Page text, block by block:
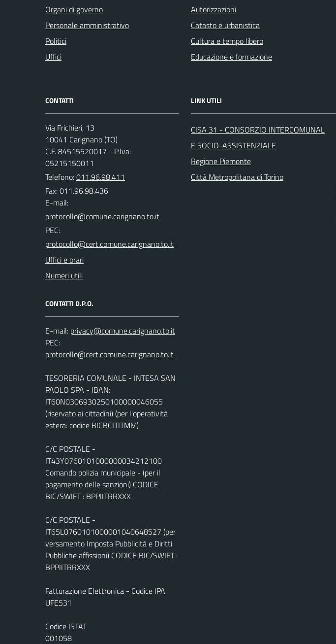
Organi di governo
Personale amministrativo
Politici
Uffici
Autorizzazioni
Catasto e urbanistica
Cultura e tempo libero
Educazione e formazione
CONTATTI
Via Frichieri, 13
10041 Carignano (TO)
C.F. 84515520017 - P.Iva:
05215150011
Telefono:011.96.98.411
Fax: 011.96.98.436
E-mail:
PEC:
Uffici e orari
Numeri utili
CONTATTI D.P.O.
E-mail:
PEC:
TESORERIA COMUNALE - INTESA SAN
PAOLO SPA - IBAN:
IT60N0306930250100000046055
(riservato ai cittadini) (per l'operatività
estera: codice BICBCITITMM)
C/C POSTALE -
IT43Y0760101000000034212100
Comando polizia municipale - (per il
pagamento delle sanzioni) CODICE
BIC/SWIFT : BPPIITRRXXX
C/C POSTALE -
IT65L0760101000001040648527 (per
versamento Imposta Pubblicità e Diritti
Pubbliche affissioni) CODICE BIC/SWIFT :
BPPIITRRXXX
Fatturazione Elettronica - Codice IPA
UFE531
Codice ISTAT
001058
LINK UTILI
CISA 31 - CONSORZIO INTERCOMUNAL
E SOCIO-ASSISTENZIALE
Regione Piemonte
Città Metropolitana di Torino